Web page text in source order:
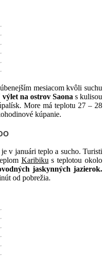
mesiacom kvôli suchu
výlet na ostrov Saona s kulisou
More má teplotu 27 – 28
kúpanie.
v januári teplo a sucho. Turisti
Karibiku s teplotou okolo
jaskynných jazierok.
od pobrežia.